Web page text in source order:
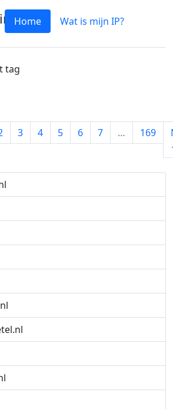
Home Wat is mijn IP?
tag
3 4 5 6 7 … 169